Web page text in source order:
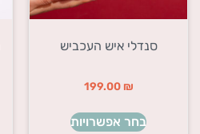
סנדלי איש העכביש
199.00 ₪
בחר אפשרויות